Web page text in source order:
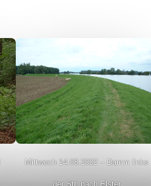
Mittwoch 14.08.2002 – Damm links
der Str. nach Elster